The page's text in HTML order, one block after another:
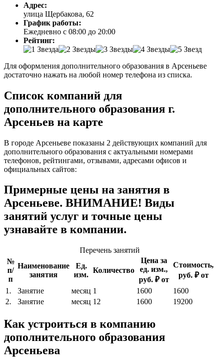
Адрес:
улица Щербакова, 62
График работы:
Ежедневно с 08:00 до 20:00
Рейтинг:
Для оформления дополнительного образования в Арсеньеве
достаточно нажать на любой номер телефона из списка.
Список компаний для
дополнительного образования г.
Арсеньев на карте
В городе Арсеньеве показаны 2 действующих компаний для
дополнительного образования с актуальными номерами
телефонов, рейтингами, отзывами, адресами офисов и
официальных сайтов:
Примерные цены на занятия в
Арсеньеве. ВНИМАНИЕ! Виды
занятий услуг и точные цены
узнавайте в компании.
Перечень занятий
№
п/
п
Наименование
занятия
Ед.
изм.
Количество
Цена за
ед. изм.,
руб. ₽ от
Стоимость,
руб. ₽ от
1.
Занятие месяц 1 1600
1600
2.
Занятие месяц 12 1600 19200
Как устроиться в компанию
дополнительного образования
Арсеньева